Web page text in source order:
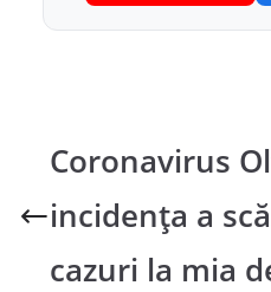
Coronavirus
incidența a
cazuri la mia